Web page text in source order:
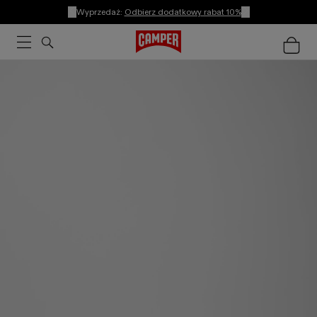
Wyprzedaż: Odbierz dodatkowy rabat 10%